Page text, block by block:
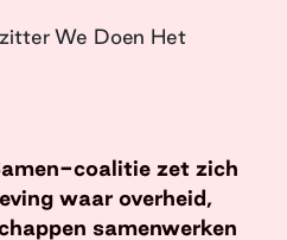
We Doen Het
coalitie zet zich
waar overheid,
samenwerken